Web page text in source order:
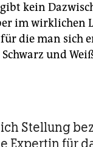
kein
im wirklichen
die man sich
und
Stellung
Expertin für